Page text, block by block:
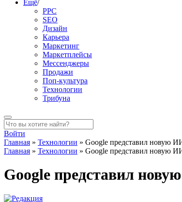
Ещё/
PPC
SEO
Дизайн
Карьера
Маркетинг
Маркетплейсы
Мессенджеры
Продажи
Поп-культура
Технологии
Трибуна
Войти
Главная » Технологии » Google представил новую
Главная » Технологии » Google представил новую
Google представил